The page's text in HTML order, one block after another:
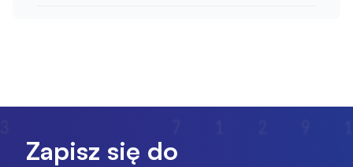
Zapisz się do